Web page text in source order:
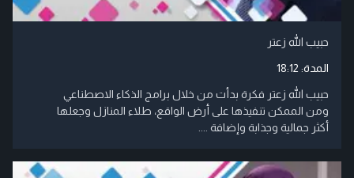
حبيب الله زعتر
المدة: 18:12
حبيب الله زعتر فكرة بدأت من خلال برامج الذكاء الاصطناعي
ومن الممكن تنفيذها على أرض الواقع، طلاء المنازل وجعلها
أكثر جمالية وجذابة وإضافة ....